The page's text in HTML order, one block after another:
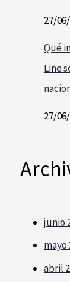
27/
Qué
Line
27/
junio
mayo
abril